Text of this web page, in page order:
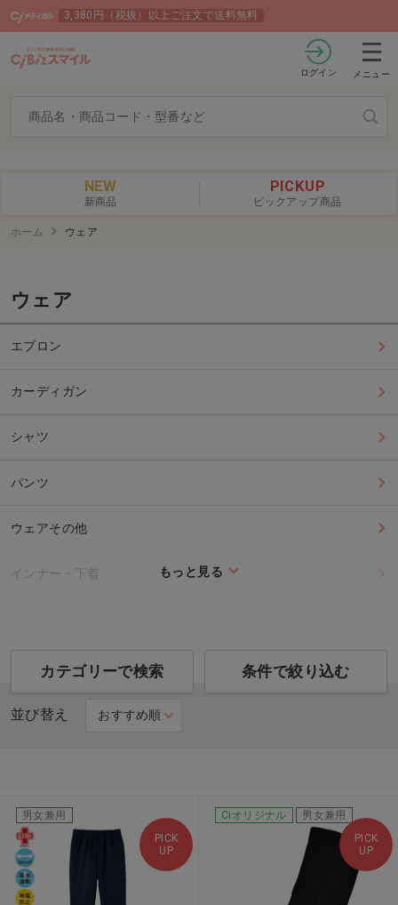
3,380円（税抜）以上ご注文で送料無料
ログイン メニュー
NEW
新商品
PICKUP
ピックアップ商品
ホーム ウェア
ウェア
エプロン
カーディガン
シャツ
パンツ
ウェアその他
インナー・下着 もっと見る
カテゴリーで検索 条件で絞り込む
並び替え
PICK
UP
男女兼用
PICK
UP
Ciオリジナル 男女兼用